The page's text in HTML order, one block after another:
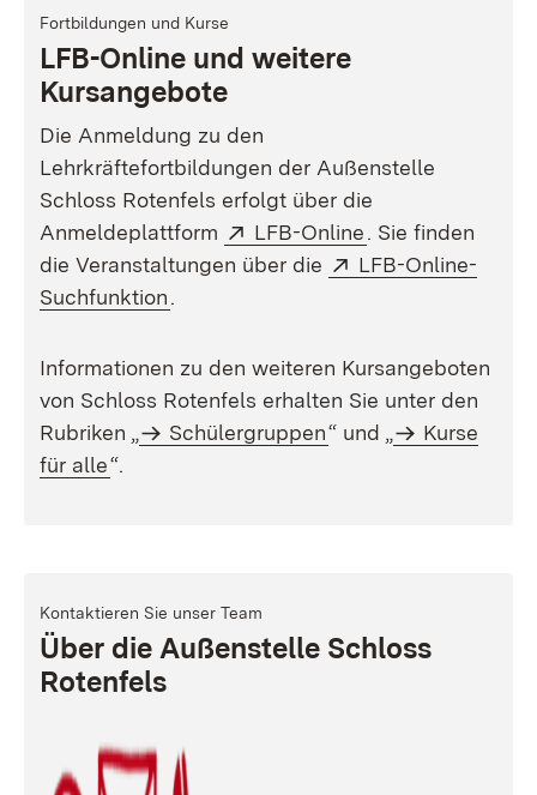
Fortbildungen und Kurse
LFB-Online und weitere
Kursangebote
Die Anmeldung zu den
Lehrkräftefortbildungen der Außenstelle
Schloss Rotenfels erfolgt über die
Anmeldeplattform
External:
LFB-Online (Opens in new
. Sie finden
die Veranstaltungen über die
External:
LFB-Online-
Suchfunktion.
Informationen zu den weiteren Kursangeboten
von Schloss Rotenfels erhalten Sie unter den
Rubriken „
Schülergruppen“ und „
Kurse
für alle“.
Kontaktieren Sie unser Team
Über die Außenstelle Schloss
Rotenfels